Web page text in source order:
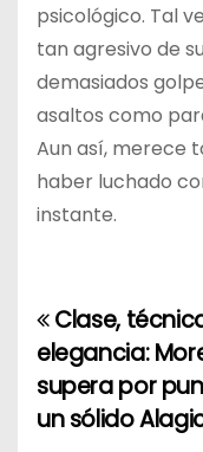
psicológico. Tal
tan agresivo de
demasiados
asaltos como
Aun así, merece
haber luchado
instante.
N
a
v
Clase,
elegancia:
supera por
un sólido